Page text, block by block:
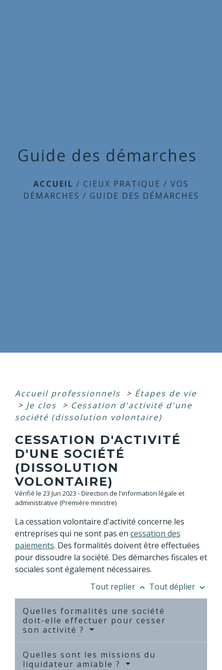
Guide des démarches
ACCUEIL / CIEUX PRATIQUE / VOS
DÉMARCHES / GUIDE DES DÉMARCHES
Accueil professionnels > Étapes de vie
> Je clos > Cessation d'activité d'une
société (dissolution volontaire)
CESSATION D'ACTIVITÉ
D'UNE SOCIÉTÉ
(DISSOLUTION
VOLONTAIRE)
Vérifié le 23 Jun 2023 - Direction de l'information légale et
administrative (Première ministre)
La cessation volontaire d'activité concerne les
entreprises qui ne sont pas en cessation des
paiements. Des formalités doivent être effectuées
pour dissoudre la société. Des démarches fiscales et
sociales sont également nécessaires.
Tout replier keyboard_arrow_up Tout déplier keyboard_arrow_down
Quelles formalités une société
doit-elle effectuer pour cesser
son activité ?
Quelles sont les missions du
liquidateur amiable ?